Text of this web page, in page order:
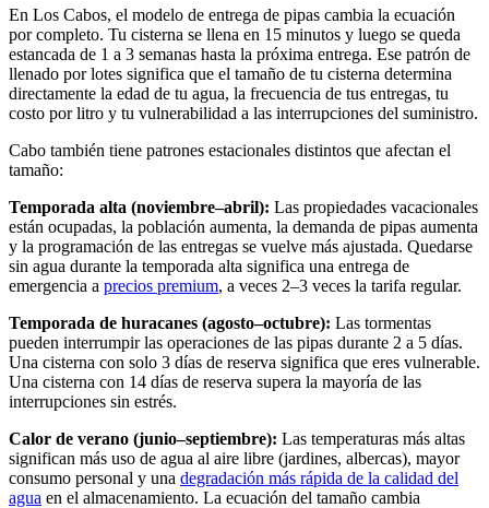
En Los Cabos, el modelo de entrega de pipas cambia la ecuación
por completo. Tu cisterna se llena en 15 minutos y luego se queda
estancada de 1 a 3 semanas hasta la próxima entrega. Ese patrón de
llenado por lotes significa que el tamaño de tu cisterna determina
directamente la edad de tu agua, la frecuencia de tus entregas, tu
costo por litro y tu vulnerabilidad a las interrupciones del suministro.
Cabo también tiene patrones estacionales distintos que afectan el
tamaño:
Temporada alta (noviembre–abril): Las propiedades vacacionales
están ocupadas, la población aumenta, la demanda de pipas aumenta
y la programación de las entregas se vuelve más ajustada. Quedarse
sin agua durante la temporada alta significa una entrega de
emergencia a precios premium, a veces 2–3 veces la tarifa regular.
Temporada de huracanes (agosto–octubre): Las tormentas
pueden interrumpir las operaciones de las pipas durante 2 a 5 días.
Una cisterna con solo 3 días de reserva significa que eres vulnerable.
Una cisterna con 14 días de reserva supera la mayoría de las
interrupciones sin estrés.
Calor de verano (junio–septiembre): Las temperaturas más altas
significan más uso de agua al aire libre (jardines, albercas), mayor
consumo personal y una degradación más rápida de la calidad del
agua en el almacenamiento. La ecuación del tamaño cambia